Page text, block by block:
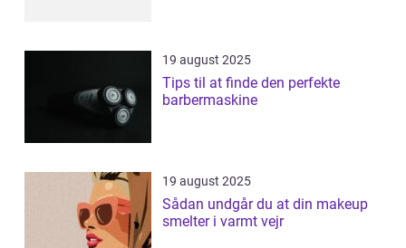
19 august 2025
Tips til at finde den perfekte
barbermaskine
19 august 2025
Sådan undgår du at din makeup
smelter i varmt vejr